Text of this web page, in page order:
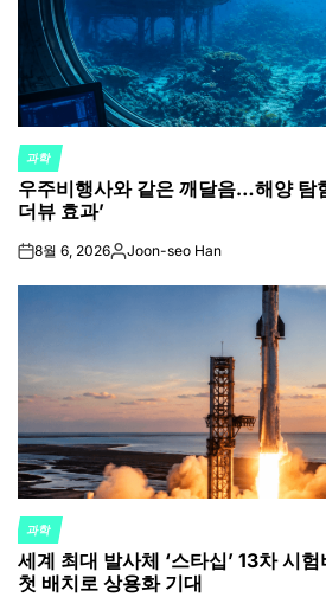
POSTED
IN
과학
우주비행사와 같은 깨달음…해양 탐
더뷰 효과’
on8월 6, 2026Posted
Joon-seo Han
POSTED
IN
과학
세계 최대 발사체 ‘스타십’ 13차 시
첫 배치로 상용화 기대